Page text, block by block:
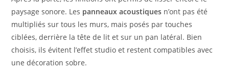
paysage sonore. Les panneaux acoustiques n’ont pas été
multipliés sur tous les murs, mais posés par touches
ciblées, derrière la tête de lit et sur un pan latéral. Bien
choisis, ils évitent l’effet studio et restent compatibles avec
une décoration sobre.